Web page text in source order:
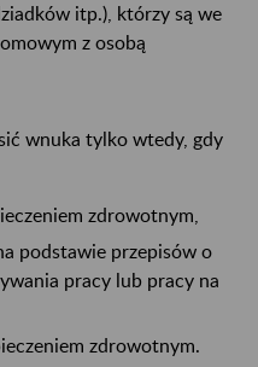
itp.), którzy są we
z osobą
wnuka tylko wtedy, gdy
zdrowotnym,
podstawie przepisów o
pracy lub pracy na
zdrowotnym.